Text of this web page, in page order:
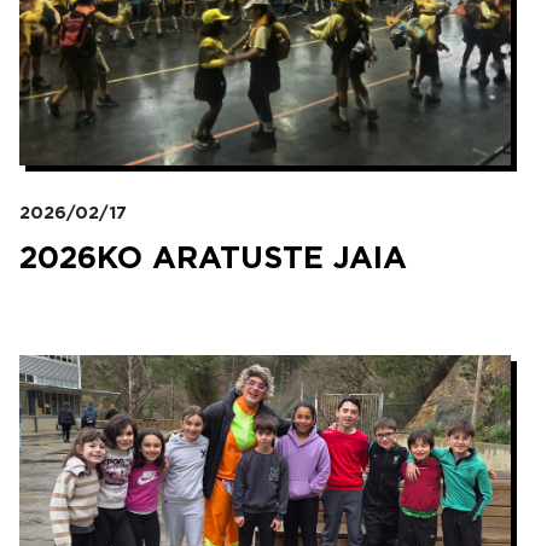
2026/02/17
2026KO ARATUSTE JAIA
Irudia